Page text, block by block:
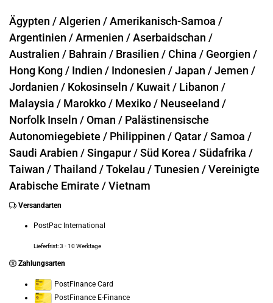
Ägypten /Algerien /Amerikanisch-Samoa /
Argentinien /Armenien /Aserbaidschan /
Australien / Bahrain / Brasilien /China / Georgien /
Hong Kong / Indien / Indonesien /Japan /Jemen /
Jordanien / Kokosinseln / Kuwait / Libanon /
Malaysia / Marokko / Mexiko / Neuseeland /
Norfolk Inseln /Oman / Palästinensische
Autonomiegebiete / Philippinen /Qatar /Samoa /
Saudi Arabien /Singapur /Süd Korea /Südafrika /
Taiwan /Thailand /Tokelau /Tunesien /Vereinigte
Arabische Emirate /Vietnam
Versandarten
PostPac International
Lieferfrist: 3 - 10 Werktage
Zahlungsarten
PostFinance Card
PostFinance E-Finance